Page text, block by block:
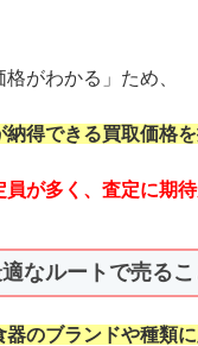
がわかる」ため、
得できる買取価格を
が多く、査定に期待
なルートで売る
のブランドや種類